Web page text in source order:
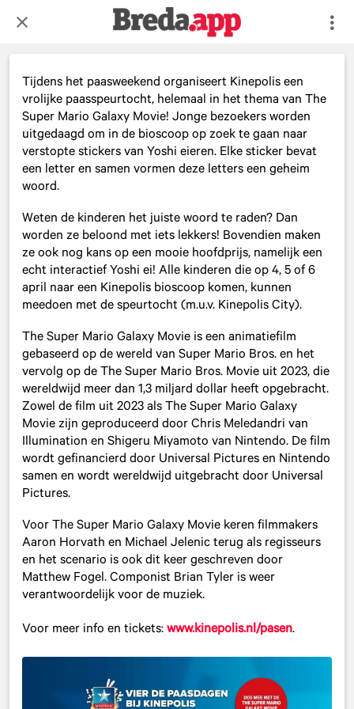
Tijdens het paasweekend organiseert Kinepolis een
vrolijke paasspeurtocht, helemaal in het thema van The
Super Mario Galaxy Movie! Jonge bezoekers worden
uitgedaagd om in de bioscoop op zoek te gaan naar
verstopte stickers van Yoshi eieren. Elke sticker bevat
een letter en samen vormen deze letters een geheim
woord.
Weten de kinderen het juiste woord te raden? Dan
worden ze beloond met iets lekkers! Bovendien maken
ze ook nog kans op een mooie hoofdprijs, namelijk een
echt interactief Yoshi ei! Alle kinderen die op 4, 5 of 6
april naar een Kinepolis bioscoop komen, kunnen
meedoen met de speurtocht (m.u.v. Kinepolis City).
The Super Mario Galaxy Movie is een animatiefilm
gebaseerd op de wereld van Super Mario Bros. en het
vervolg op de The Super Mario Bros. Movie uit 2023, die
wereldwijd meer dan 1,3 miljard dollar heeft opgebracht.
Zowel de film uit 2023 als The Super Mario Galaxy
Movie zijn geproduceerd door Chris Meledandri van
Illumination en Shigeru Miyamoto van Nintendo. De film
wordt gefinancierd door Universal Pictures en Nintendo
samen en wordt wereldwijd uitgebracht door Universal
Pictures.
Voor The Super Mario Galaxy Movie keren filmmakers
Aaron Horvath en Michael Jelenic terug als regisseurs
en het scenario is ook dit keer geschreven door
Matthew Fogel. Componist Brian Tyler is weer
verantwoordelijk voor de muziek.
Voor meer info en tickets: www.kinepolis.nl/pasen.